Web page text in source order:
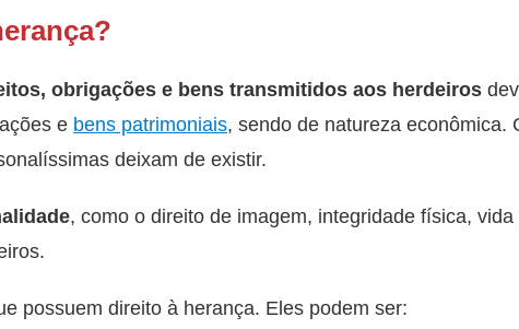
obrigações e bens transmitidos aos herdeiros
e bens patrimoniais, sendo de natureza econômica.
deixam de existir.
, como o direito de imagem, integridade física,
possuem direito à herança. Eles podem ser: